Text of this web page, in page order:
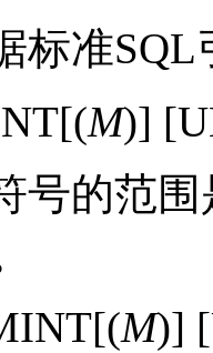
标准SQL
M)]
号的范围
M)]